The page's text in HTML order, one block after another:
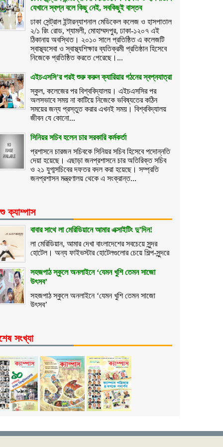
যেখানে স্বপ্ন বলে কিছু নেই, সবকিছুই বাস্তব
ঢাকা সেন্ট্রাল ইন্টারন্যাশনাল মেডিকেল কলেজ ও হাসপাতাল
২/১ রিং রোড, শ্যামলী, মোহাম্মদপুর, ঢাকা-১২০৭ এই
ঠিকানায় অবস্থিত। ২০১০ সালে প্রতিষ্ঠিত এ কলেজটি
স্বাস্থ্যসেবা ও স্বাস্থ্যশিক্ষার ব্যতিক্রমী প্রতিষ্ঠান হিসেবে
নিজেকে প্রতিষ্ঠিত করতে পেরেছে।...
এইচএসসি’র পরই শুরু করুন ক্যারিয়ার গঠনের স্বপ্নযাত্রা
স্কুল, কলেজের পর বিশ্ববিদ্যালয়। এইচএসসির পর
অলসভাবে সময় না কাটিয়ে নিজেকে ভবিষ্যতের কঠিন
সময়ের জন্য প্রস্তুত করার এখনই সময়। বিশ্ববিদ্যালয়
জীবন যে কোনো...
সিনিয়র সচিব হলেন চার সরকারি কর্মকর্তা
প্রশাসনে চারজন সচিবকে সিনিয়র সচিব হিসেবে পদোন্নতি
দেয়া হয়েছে। এছাড়া জনপ্রশাসনে চার অতিরিক্ত সচিব
ও ২১ যুগ্মসচিবের দফতর বদল করা হয়েছে। সম্প্রতি
জনপ্রশাসন মন্ত্রণালয় থেকে এ সংক্রান্ত...
ক্যাম্পাস
বাবার সাথে লা মেরিডিয়ানে আমার এক্সাইটিং দু’দিন!
লা মেরিডিয়ান, আমার দেখা বাংলাদেশের সবচেয়ে সুন্দর
হোটেল। অন্য ফাইভস্টার হোটেলগুলোর চেয়ে শিল্প-সুন্দরে
সহজপাঠ স্কুলে অনলাইনে ‘যেমন খুশি তেমন সাজো
উৎসব’
সহজপাঠ স্কুলে অনলাইনে ‘যেমন খুশি তেমন সাজো
উৎসব’
সংখ্যা